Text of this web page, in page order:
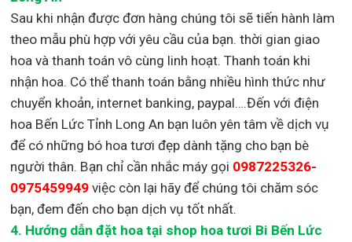
Sau khi nhận được đơn hàng chúng tôi sẽ tiến hành làm
theo mẫu phù hợp với yêu cầu của bạn. thời gian giao
hoa và thanh toán vô cùng linh hoạt. Thanh toán khi
nhận hoa. Có thể thanh toán bằng nhiều hình thức như
chuyển khoản, internet banking, paypal….Đến với điện
hoa Bến Lức Tỉnh Long An bạn luôn yên tâm về dịch vụ
để có những bó hoa tươi đẹp dành tặng cho bạn bè
người thân. Bạn chỉ cần nhắc máy gọi 0987225326-
0975459949việc còn lại hãy để chúng tôi chăm sóc
bạn, đem đến cho bạn dịch vụ tốt nhất.
4. Hướng dẫn đặt hoa tại shop hoa tươi Bi Bến Lức